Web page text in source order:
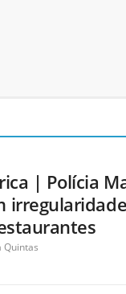
| Polícia
Quintas